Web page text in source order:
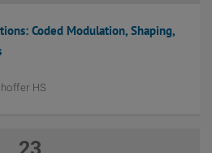
Coded Modulation, Shaping,
HS